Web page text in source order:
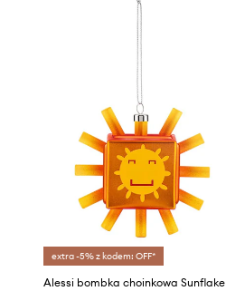
extra -5% z kodem: OFF*
Alessi bombka choinkowa Sunflake